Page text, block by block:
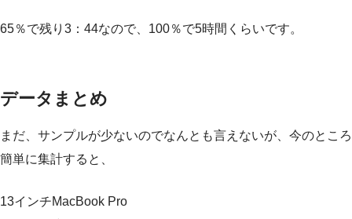
65％で残り3：44なので、100％で5時間くらいです。
データまとめ
まだ、サンプルが少ないのでなんとも言えないが、今のところ
簡単に集計すると、
13インチMacBook Pro